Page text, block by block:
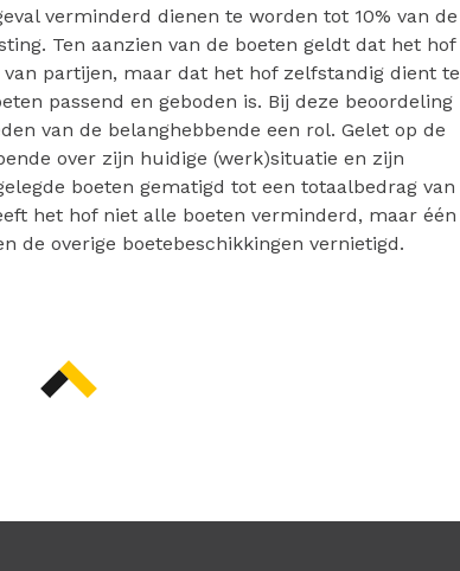
verminderd dienen te worden tot 10% van de
Ten aanzien van de boeten geldt dat het hof
partijen, maar dat het hof zelfstandig dient te
passend en geboden is. Bij deze beoordeling
van de belanghebbende een rol. Gelet op de
over zijn huidige (werk)situatie en zijn
boeten gematigd tot een totaalbedrag van
het hof niet alle boeten verminderd, maar één
de overige boetebeschikkingen vernietigd.